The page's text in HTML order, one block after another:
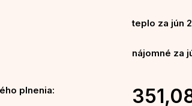
teplo za jún
nájomné za
plnenia: